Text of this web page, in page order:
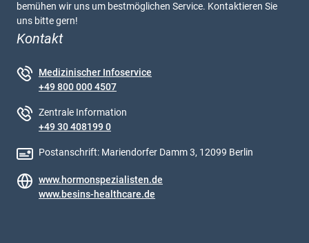
bemühen wir uns um bestmöglichen Service. Kontaktieren Sie
uns bitte gern!
Kontakt
Medizinischer Infoservice
+49 800 000 4507
Zentrale Information
+49 30 408199 0
Postanschrift: Mariendorfer Damm 3, 12099 Berlin
www.hormonspezialisten.de
www.besins-healthcare.de